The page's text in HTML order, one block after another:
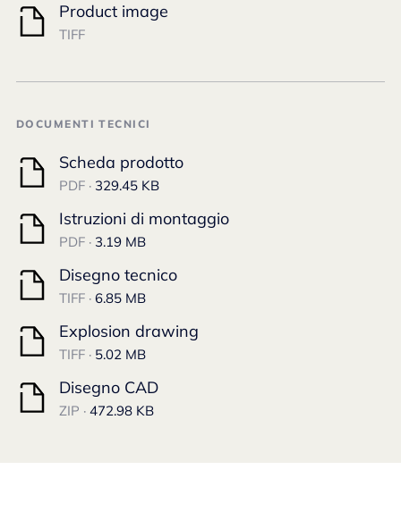
Product image
TIFF
DOCUMENTI TECNICI
Scheda prodotto
PDF · 329.45 KB
Istruzioni di montaggio
PDF · 3.19 MB
Disegno tecnico
TIFF · 6.85 MB
Explosion drawing
TIFF · 5.02 MB
Disegno CAD
ZIP · 472.98 KB